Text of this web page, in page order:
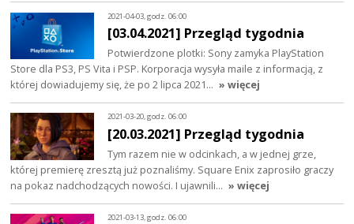
2021-04-03, godz. 06:00
[03.04.2021] Przegląd tygodnia
Potwierdzone plotki: Sony zamyka PlayStation
Store dla PS3, PS Vita i PSP. Korporacja wysyła maile z informacją, z
której dowiadujemy się, że po 2 lipca 2021… » więcej
2021-03-20, godz. 06:00
[20.03.2021] Przegląd tygodnia
Tym razem nie w odcinkach, a w jednej grze,
której premierę zresztą już poznaliśmy. Square Enix zaprosiło graczy
na pokaz nadchodzących nowości. I ujawnili… » więcej
2021-03-13, godz. 06:00